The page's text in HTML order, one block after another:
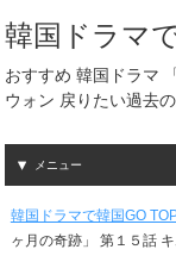
韓国ドラマ
おすすめ 韓国ドラマ
ウォン 戻りたい過去
メニュー
韓国ドラマで韓国GO
ヶ月の奇跡」 第１５話